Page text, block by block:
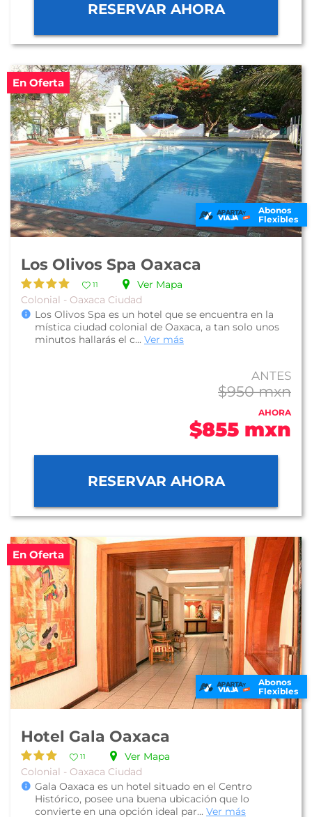
RESERVAR AHORA
En Oferta
Abonos
Flexibles
Los Olivos Spa Oaxaca
11
Ver Mapa
Colonial - Oaxaca Ciudad
Los Olivos Spa es un hotel que se encuentra en la
mística ciudad colonial de Oaxaca, a tan solo unos
minutos hallarás el c... Ver más
ANTES
$950 mxn
AHORA
$855 mxn
RESERVAR AHORA
En Oferta
Abonos
Flexibles
Hotel Gala Oaxaca
11
Ver Mapa
Colonial - Oaxaca Ciudad
Gala Oaxaca es un hotel situado en el Centro
Histórico, posee una buena ubicación que lo
convierte en una opción ideal par... Ver más